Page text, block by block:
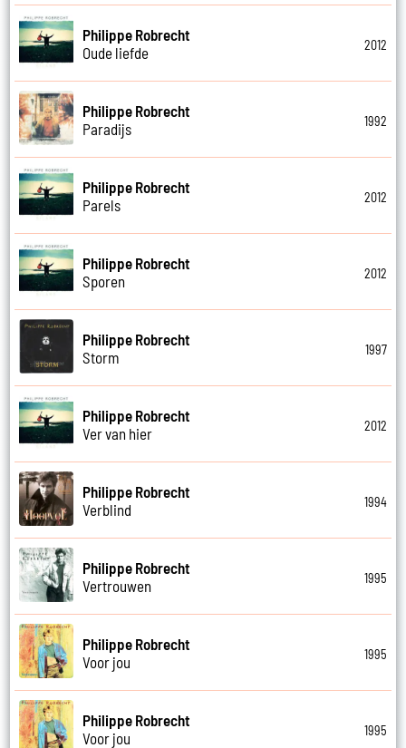
Philippe Robrecht
Oude liefde
2012
Philippe Robrecht
Paradijs
1992
Philippe Robrecht
Parels
2012
Philippe Robrecht
Sporen
2012
Philippe Robrecht
Storm
1997
Philippe Robrecht
Ver van hier
2012
Philippe Robrecht
Verblind
1994
Philippe Robrecht
Vertrouwen
1995
Philippe Robrecht
Voor jou
1995
Philippe Robrecht
Voor jou
1995